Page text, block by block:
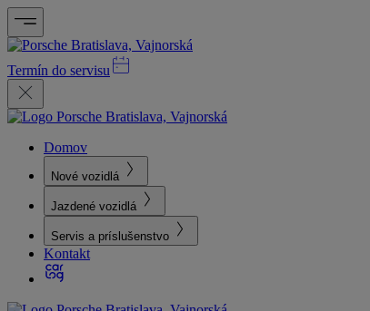
Termín do servisu
Domov
Nové vozidlá
Jazdené vozidlá
Servis a príslušenstvo
Kontakt